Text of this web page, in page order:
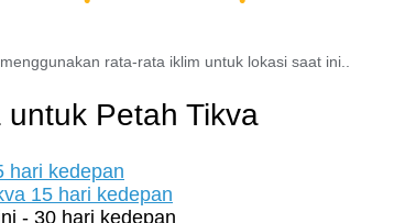
rata-rata iklim untuk lokasi saat ini..
Petah Tikva
hari kedepan
15 hari kedepan
- 30 hari kedepan